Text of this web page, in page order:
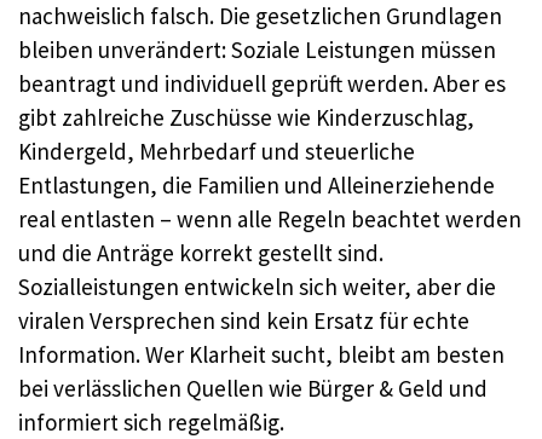
nachweislich falsch. Die gesetzlichen Grundlagen
bleiben unverändert: Soziale Leistungen müssen
beantragt und individuell geprüft werden. Aber es
gibt zahlreiche Zuschüsse wie Kinderzuschlag,
Kindergeld, Mehrbedarf und steuerliche
Entlastungen, die Familien und Alleinerziehende
real entlasten – wenn alle Regeln beachtet werden
und die Anträge korrekt gestellt sind.
Sozialleistungen entwickeln sich weiter, aber die
viralen Versprechen sind kein Ersatz für echte
Information. Wer Klarheit sucht, bleibt am besten
bei verlässlichen Quellen wie Bürger & Geld und
informiert sich regelmäßig.